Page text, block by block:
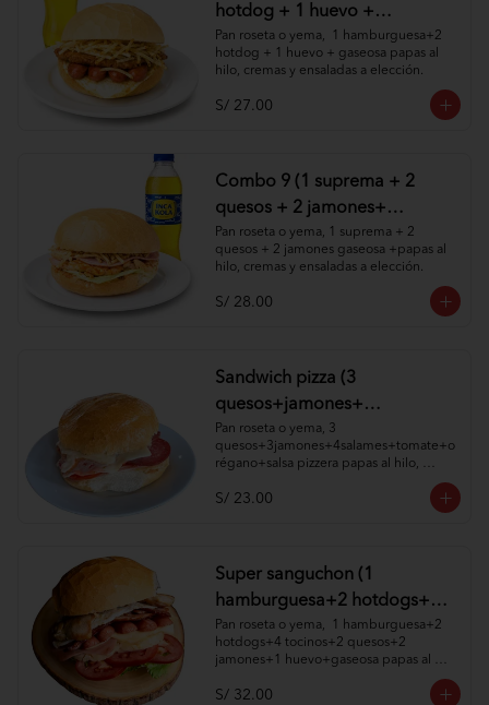
hotdog + 1 huevo +
1gaseosa+ papas al hilo,
cremas y ensaladas )
Pan roseta o yema,  1 hamburguesa+2
hotdog + 1 huevo + gaseosa papas al
hilo, cremas y ensaladas a elección.
S/ 27.00
Combo 9 (1 suprema + 2
quesos + 2 jamones+
gaseosa +papas al hilo,
cremas y ensaladas )
Pan roseta o yema, 1 suprema + 2
quesos + 2 jamones gaseosa +papas al
hilo, cremas y ensaladas a elección.
S/ 28.00
Sandwich pizza (3
quesos+jamones+
4salames+tomate+orégano+
salsa pizzera papas al hilo,
Pan roseta o yema, 3
quesos+3jamones+4salames+tomate+o
régano+salsa pizzera papas al hilo,
S/ 23.00
Super sanguchon (1
hamburguesa+2 hotdogs+4
tocinos+2 quesos+2
jamones+1 huevo+gaseosa
Pan roseta o yema,  1 hamburguesa+2
hotdogs+4 tocinos+2 quesos+2
jamones+1 huevo+gaseosa papas al
S/ 32.00